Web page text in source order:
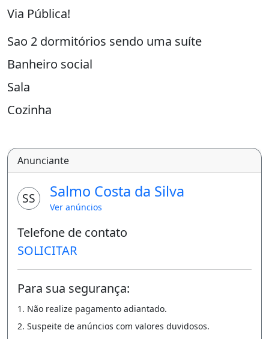
Via Pública!
Sao 2 dormitórios sendo uma suíte
Banheiro social
Sala
Cozinha
Área de Serviço
Garagem p/ 2 carros coberta
Área Construída: 80 m2
Área Total: 1 0 0 m2
Baixou: 2 7 0 mil a Vista
* Não Financia!
* Não Troca!
* Não Aluga!
Anunciante
SS Salmo Costa da Silva
Ver anúncios
Telefone de contato
SOLICITAR
Para sua segurança:
1. Não realize pagamento adiantado.
2. Suspeite de anúncios com valores duvidosos.